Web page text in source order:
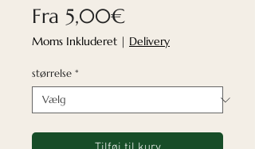
Fra 5,00€Salgspris
Moms Inkluderet | Delivery
størrelse *